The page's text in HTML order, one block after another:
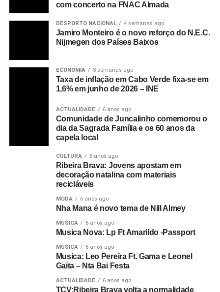
com concerto na FNAC Almada
DESPORTO NACIONAL 4 semanas ago
Jamiro Monteiro é o novo reforço do N.E.C.
Nijmegen dos Países Baixos
ECONOMIA 3 semanas ago
Taxa de inflação em Cabo Verde fixa-se em
1,6% em junho de 2026 – INE
ACTUALIDADE 6 anos ago
Comunidade de Juncalinho comemorou o
dia da Sagrada Família e os 60 anos da
capela local
CULTURA 6 anos ago
Ribeira Brava: Jovens apostam em
decoração natalina com materiais
recicláveis
MODA 6 anos ago
Nha Mana é novo tema de Nill Almey
MUSICA 6 anos ago
Musica Nova: Lp Ft Amarildo -Passport
MUSICA 6 anos ago
Musica: Leo Pereira Ft. Gama e Leonel
Gaita – Nta Bai Festa
ACTUALIDADE 6 anos ago
TCV:Ribeira Brava volta a normalidade